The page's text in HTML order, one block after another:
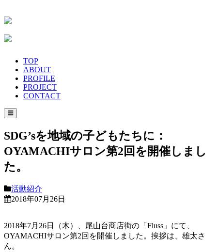
TOP
ABOUT
PROFILE
PROJECT
CONTACT
SDG’sを地域の子どもたちに：
OYAMACHIサロン第2回を開催しまし
た。
活動紹介
2018年07月26日
2018年7月26日（木）、尾山台商店街の「Fluss」にて、
OYAMACHIサロン第2回を開催しました。挨拶は、雄太さ
ん。